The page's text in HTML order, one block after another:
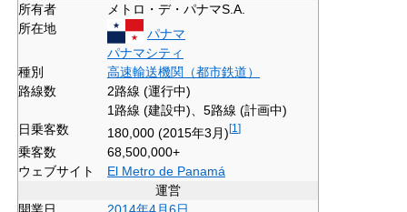
所有者
メトロ・デ・パナマS.A.
所在地
パナマ
パナマシティ
種別
高速輸送機関（都市鉄道）
路線数
2路線 (運行中)
1路線 (建設中)、5路線 (計画中)
日乗客数
180,000 (2015年3月)[1 ]
乗客数
68,500,000+
ウェブサイト
El Metro de Panamá
運営
開業日
2014年4月6日